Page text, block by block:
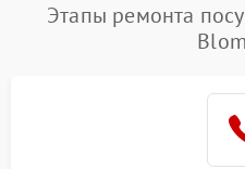
Этапы ремонта